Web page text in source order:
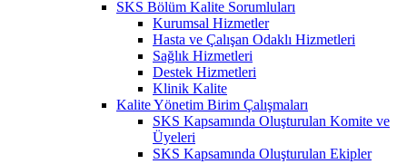
SKS Bölüm Kalite Sorumluları
Kurumsal Hizmetler
Hasta ve Çalışan Odaklı Hizmetleri
Sağlık Hizmetleri
Destek Hizmetleri
Klinik Kalite
Kalite Yönetim Birim Çalışmaları
SKS Kapsamında Oluşturulan Komite ve
Üyeleri
SKS Kapsamında Oluşturulan Ekipler